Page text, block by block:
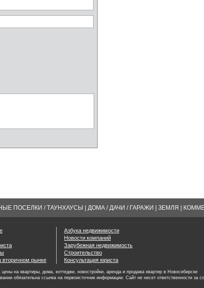
ПОСЕЛКИ / ТАУНХАУСЫ ДОМА / ДАЧИ / ГАРАЖИ ЗЕМЛЯ
вторичном рынке
Азбука недвижимости
Новости компаний
Зарубежная недвижимость
Строительство
Консультация юриста
на квартиры, дома, коттеджи, новостройки, аренда и продажа квартир в Новосибирске
обязательна ссылка на первоисточник информации. Сайт не несет ответственности за